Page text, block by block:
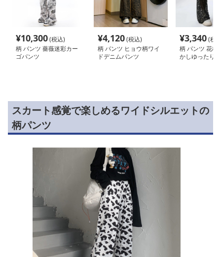
¥10,300(税込)
柄 パンツ 薔薇迷彩カー
ゴパンツ
¥4,120(税込)
柄 パンツ ヒョウ柄ワイ
ドデニムパンツ
¥3,340(税
柄 パンツ 花柄
かしゆったり
スカート感覚で楽しめるワイドシルエットの
柄パンツ